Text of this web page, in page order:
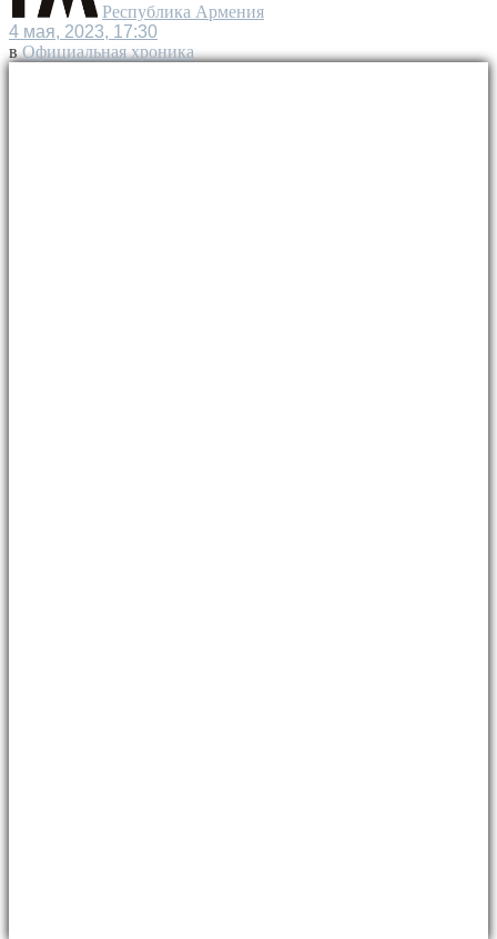
Республика Армения
4 мая, 2023, 17:30
в Официальная хроника